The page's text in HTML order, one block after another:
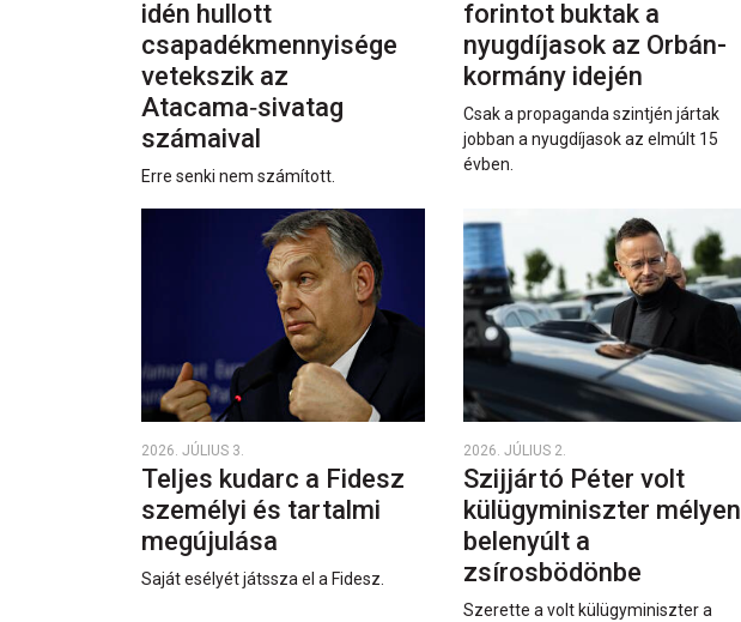
idén hullott
csapadékmennyisége
vetekszik az
Atacama‑sivatag
számaival
Erre senki nem számított.
forintot buktak a
nyugdíjasok az Orbán-
kormány idején
Csak a propaganda szintjén jártak
jobban a nyugdíjasok az elmúlt 15
évben.
2026. JÚLIUS 3.
Teljes kudarc a Fidesz
személyi és tartalmi
megújulása
Saját esélyét játssza el a Fidesz.
2026. JÚLIUS 2.
Szijjártó Péter volt
külügyminiszter mélyen
belenyúlt a
zsírosbödönbe
Szerette a volt külügyminiszter a